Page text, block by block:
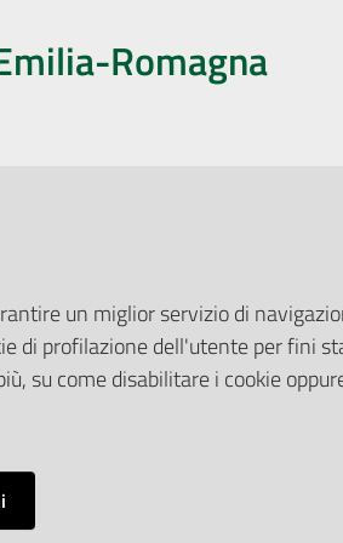
Romagna
Pubblicità legale
Albo Pretorio
Privacy Policy
Attuazione Misure PNRR
un miglior servizio di
di profilazione dell'utente per fini
su come disabilitare i cookie